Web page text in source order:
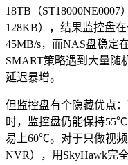
18TB（
128KB），结果监控盘
45MB/s，而NAS盘稳定
SMART策略遇到大量随
延迟暴增。
但监控盘有个隐藏优点
时，监控盘仍能保持
易上60℃。对于只做视
NVR），用SkyHawk完